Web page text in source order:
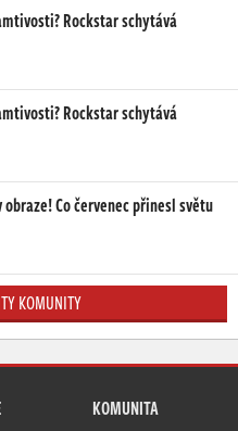
Rockstar schytává
Rockstar schytává
Co červenec přinesl světu
KOMUNITY
KOMUNITA